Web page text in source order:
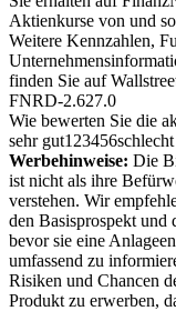
Aktienkurse von und
Weitere Kennzahlen,
finden Sie auf
FNRD-2.627.0
Wie bewerten Sie die
sehr gut1 23456schlecht
Werbehinweise: Die
ist nicht als ihre
verstehen. Wir
den Basisprospekt und
bevor sie eine
umfassend zu
Risiken und Chancen
Produkt zu erwerben,